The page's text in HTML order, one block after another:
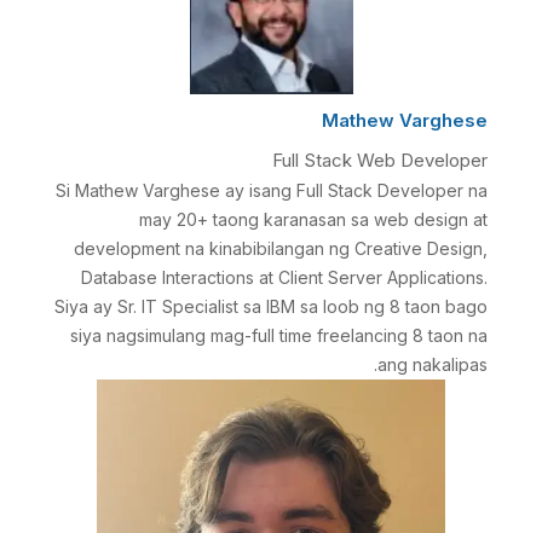
Mathew Varghese
Full Stack Web Developer
Si Mathew Varghese ay isang Full Stack Developer na
may 20+ taong karanasan sa web design at
development na kinabibilangan ng Creative Design,
Database Interactions at Client Server Applications.
Siya ay Sr. IT Specialist sa IBM sa loob ng 8 taon bago
siya nagsimulang mag-full time freelancing 8 taon na
ang nakalipas.